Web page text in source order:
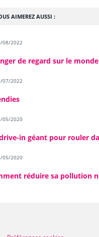
AIMEREZ AUSSI :
08/2022
de regard sur le monde
07/2022
05/2020
05/2020